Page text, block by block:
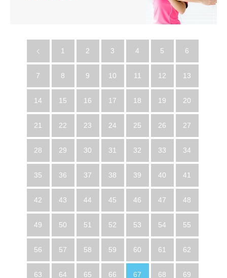
1 2 3 4 5 6
7 8 9 10 11 12 13
14 15 16 17 18 19 20
21 22 23 24 25 26 27
28 29 30 31 32 33 34
35 36 37 38 39 40 41
42 43 44 45 46 47 48
49 50 51 52 53 54 55
56 57 58 59 60 61 62
63 64 65 66 67 68 69